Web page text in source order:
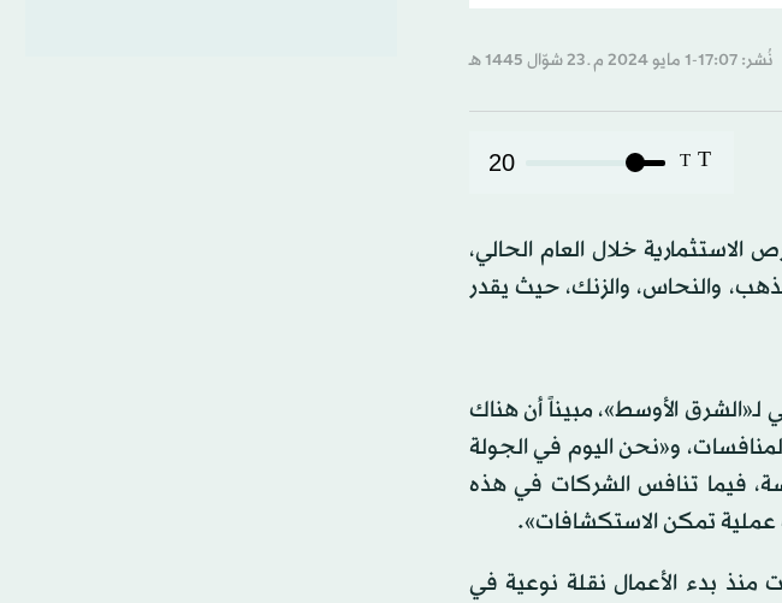
نُشر: 17:07-1 مايو 2024 م ـ 23 شوّال 1445 هـ
T
T
20
خلال العام الحالي،
والنحاس، والزنك، حيث يقدر
لـ«الشرق الأوسط»، مبيناً أن هناك
و«نحن اليوم في الجولة
المنافسة، فيما تنافس الشركات في هذه
تمكن الاستكشافات».
السعودية، ورصدت منذ بدء الأعمال نقلة نوعية في